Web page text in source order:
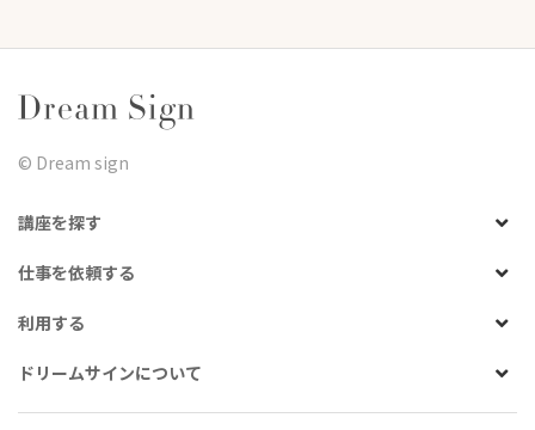
©︎ Dream sign
講座を探す
仕事を依頼する
利用する
ドリームサインについて